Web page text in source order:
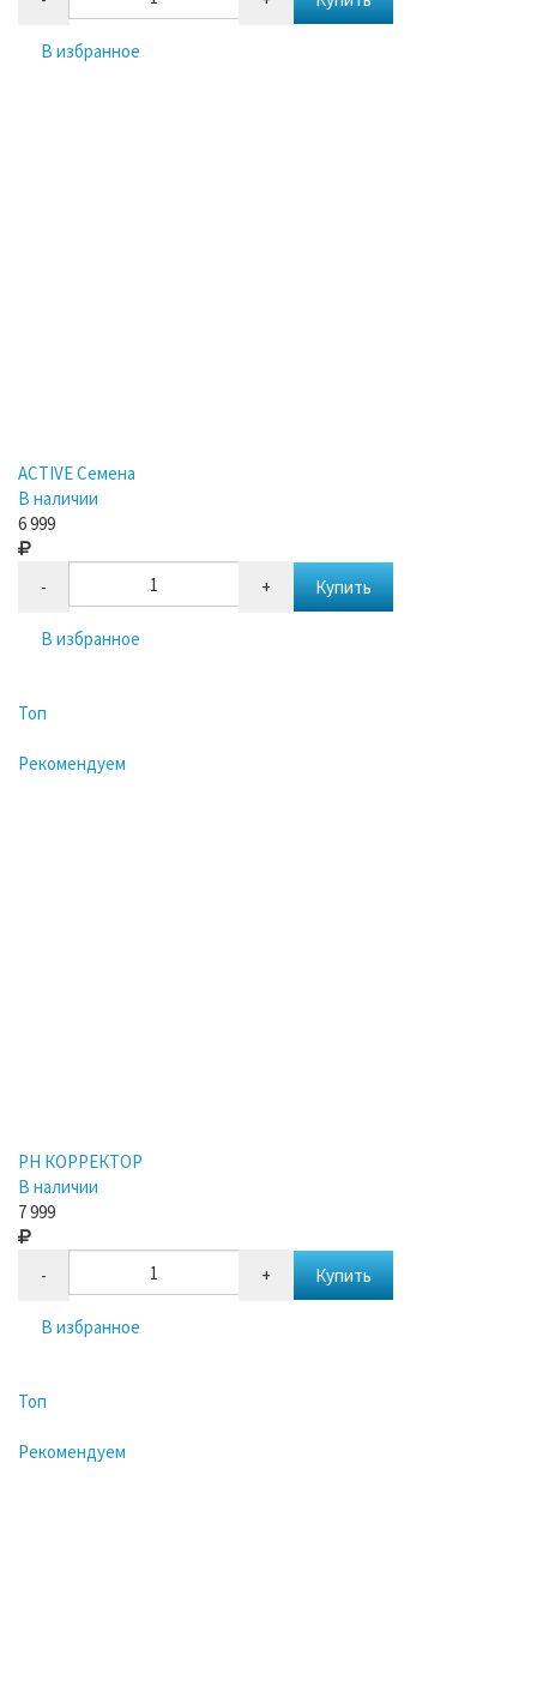
В избранное
ACTIVE Семена
В наличии
6 999
- + Купить
В избранное
Топ
Рекомендуем
PH КОРРЕКТОР
В наличии
7 999
- + Купить
В избранное
Топ
Рекомендуем